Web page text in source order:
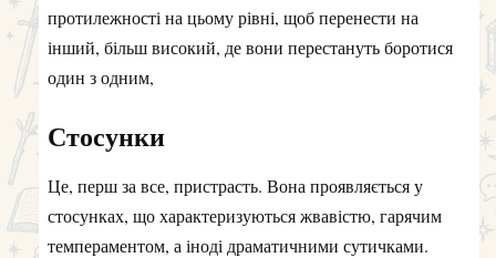
протилежності на цьому рівні, щоб перенести на
інший, більш високий, де вони перестануть боротися
один з одним,
Стосунки
Це, перш за все, пристрасть. Вона проявляється у
стосунках, що характеризуються жвавістю, гарячим
темпераментом, а іноді драматичними сутичками.